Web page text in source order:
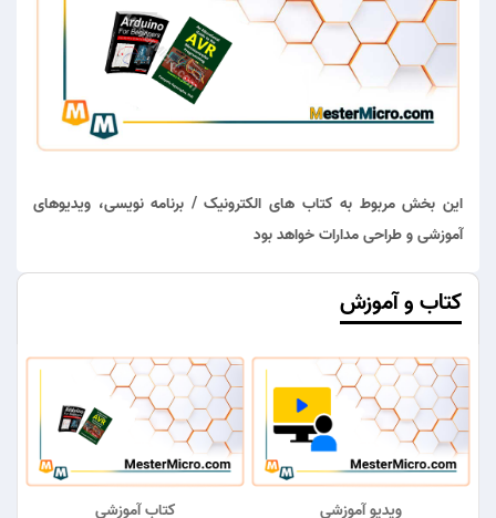
این بخش مربوط به کتاب های الکترونیک / برنامه نویسی، ویدیوهای
آموزشی و طراحی مدارات خواهد بود
کتاب و آموزش
ویدیو آموزشی کتاب آموزشی